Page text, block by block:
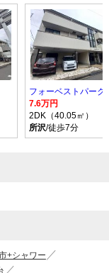
フォーベストパーク
7.6万円
2DK（40.05㎡）
所沢/徒歩7分
+シャワー